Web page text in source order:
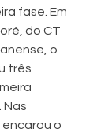
fase. Em
do CT
o
três
Nas
o